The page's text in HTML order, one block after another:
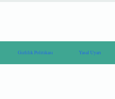
Gizlilik Politikası Yasal Uyarı